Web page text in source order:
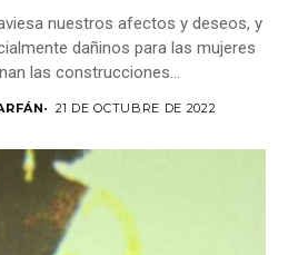
nuestros afectos y deseos, y
dañinos para las mujeres
las construcciones
21 DE OCTUBRE DE 2022